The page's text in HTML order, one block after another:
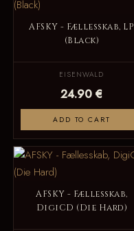
AFSKY - Fællesskab, LP
(Black)
EISENWALD
24.90 €
ADD TO CART
AFSKY - Fællesskab,
DigiCD (Die Hard)